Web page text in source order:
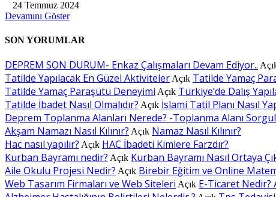
24 Temmuz 2024
Devamını Göster
SON YORUMLAR
DEPREM SON DURUM- Enkaz Çalışmaları Devam Ediyor..
Tatilde Yapılacak En Güzel Aktiviteler Açık Tatilde Yamaç
Tatilde Yamaç Paraşütü Deneyimi Açık Türkiye’de Dalış
Tatilde İbadet Nasıl Olmalıdır? Açık İslami Tatil Planı Nasıl
Deprem Toplanma Alanları Nerede? -Toplanma Alanı
Akşam Namazı Nasıl Kılınır? Açık Namaz Nasıl Kılınır?
Hac nasıl yapılır? Açık HAC İbadeti Kimlere Farzdır?
Kurban Bayramı nedir? Açık Kurban Bayramı Nasıl Ortaya
Aile Okulu Projesi Nedir? Açık Birebir Eğitim ve Online
Web Tasarım Firmaları ve Web Siteleri Açık E-Ticaret Nedir?